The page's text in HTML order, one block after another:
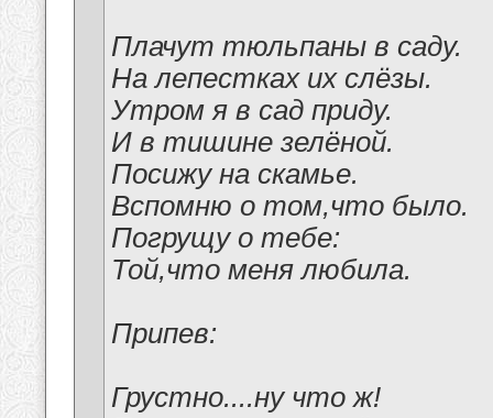
Плачут тюльпаны в саду.
На лепестках их слёзы.
Утром я в сад приду.
И в тишине зелёной.
Посижу на скамье.
Вспомню о том,что было.
Погрущу о тебе:
Той,что меня любила.
Припев:
Грустно....ну что ж!